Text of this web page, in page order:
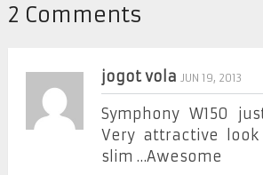
2 Comments
jogot vola JUN 19, 2013
Symphony W150
Very attractive
slim …Awesome